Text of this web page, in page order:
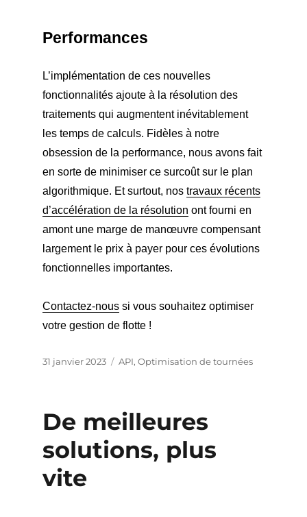
Performances
L’implémentation de ces nouvelles
fonctionnalités ajoute à la résolution des
traitements qui augmentent inévitablement
les temps de calculs. Fidèles à notre
obsession de la performance, nous avons fait
en sorte de minimiser ce surcoût sur le plan
algorithmique. Et surtout, nos travaux récents
d’accélération de la résolution ont fourni en
amont une marge de manœuvre compensant
largement le prix à payer pour ces évolutions
fonctionnelles importantes.
Contactez-noussi vous souhaitez optimiser
votre gestion de flotte !
Publié
31 janvier 2023 Catégories
API, Optimisation de tournées
De meilleures
solutions, plus
vite